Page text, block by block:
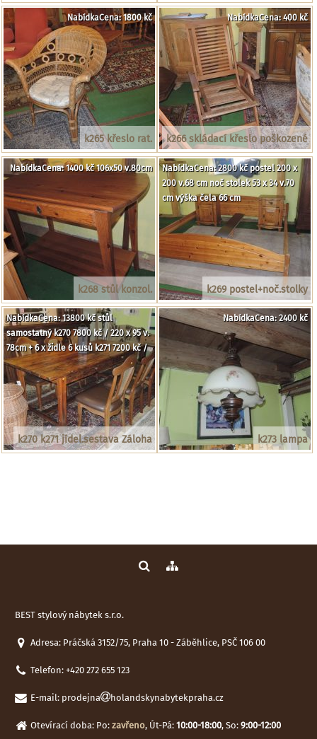
k265 křeslo rat.
NabídkaCena: 1800 kč
k266 skládací křeslo poškozené
NabídkaCena: 400 kč
k268 stůl konzol.
NabídkaCena: 1400 kč 106x50 v.80cm
k269 postel+noč.stolky
NabídkaCena: 2800 kč postel 200 x
200 v.68 cm noč stolek 53 x 34 v.70
cm výška čela 66 cm
k270 k271 jídel.sestava Záloha
NabídkaCena: 13800 kč stůl
samostatný k270 7800 kč / 220 x 95 v.
78cm + 6 x židle 6 kusů k271 7200 kč /
k273 lampa
NabídkaCena: 2400 kč
BEST stylový nábytek s.r.o.
Adresa: Práčská 3152/75, Praha 10 - Záběhlice, PSČ 106 00
Telefon: +420 272 655 123
E-mail: prodejna holandskynabytekpraha.cz
Otevírací doba: Po: zavřeno, Út-Pá: 10:00-18:00, So: 9:00-12:00